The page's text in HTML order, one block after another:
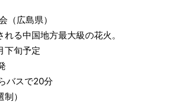
（広島県）
る中国地方最大級の花火。
下旬予定
バスで20分
）